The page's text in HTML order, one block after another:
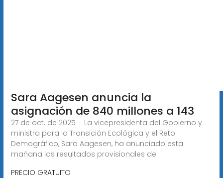
Sara Aagesen anuncia la
asignación de 840 millones a 143
27 de oct. de 2025 · La vicepresidenta del Gobierno y
ministra para la Transición Ecológica y el Reto
Demográfico, Sara Aagesen, ha anunciado esta
mañana los resultados provisionales de
PRECIO GRATUITO